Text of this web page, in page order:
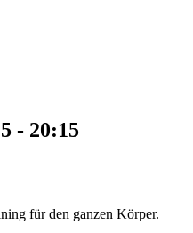
- 20:15
für den ganzen Körper.